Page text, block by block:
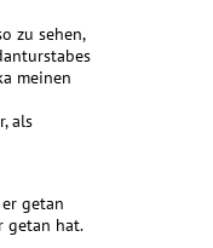
zu sehen,
meinen
als
getan
getan hat.